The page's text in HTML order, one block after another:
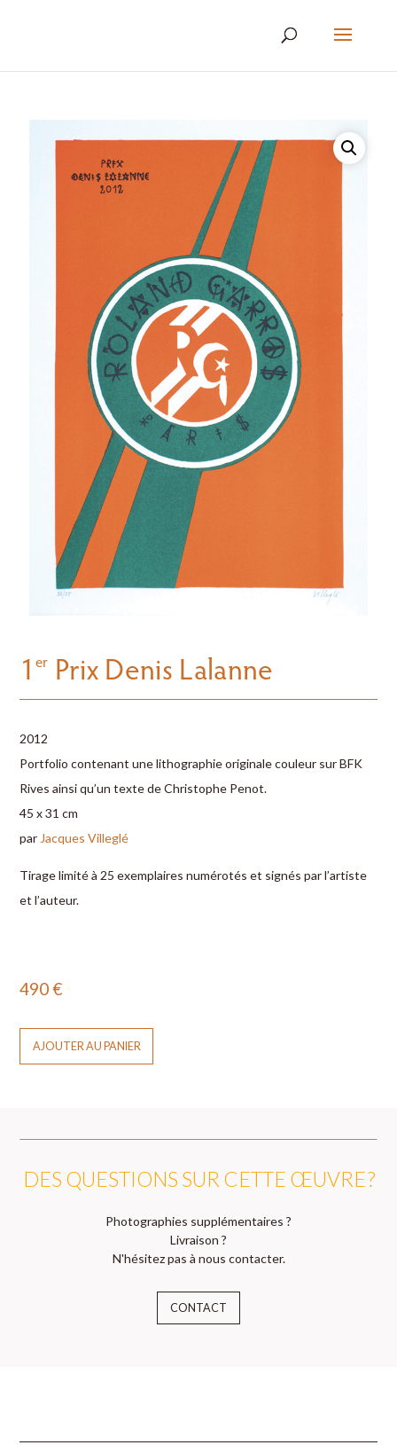
1 er Prix Denis Lalanne
2012
Portfolio contenant une lithographie originale couleur sur BFK
Rives ainsi qu’un texte de Christophe Penot.
45 x 31 cm
par Jacques Villeglé
Tirage limité à 25 exemplaires numérotés et signés par l’artiste
et l’auteur.
490€
AJOUTER AU PANIER
DES QUESTIONS SUR CETTE ŒUVRE ?
Photographies supplémentaires ?
Livraison ?
N'hésitez pas à nous contacter.
CONTACT